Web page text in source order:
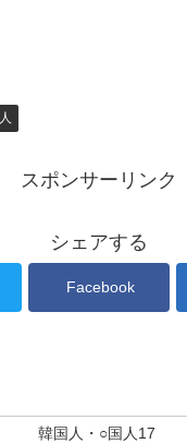
スポンサーリンク
シェアする
Facebook
韓国人・○国人17